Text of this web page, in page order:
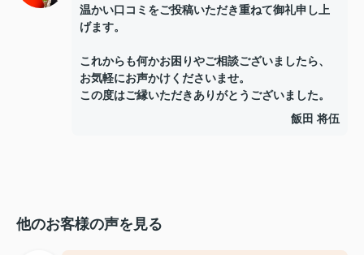
温かい口コミをご投稿いただき重ねて御礼申し上
げます。
これからも何かお困りやご相談ございましたら、
お気軽にお声かけくださいませ。
この度はご縁いただきありがとうございました。
飯田 将伍
他のお客様の声を見る